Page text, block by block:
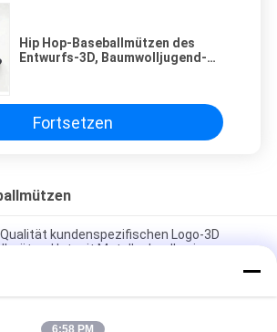
Hip Hop-Baseballmützen des
Entwurfs-3D, Baumwolljugend-
Fortsetzen
kundenspezifischen Logo-3D
Hut mit Metallschnalle ein
fester klassischer sechs Platten-
Hut 100% des Polyester-6
6:58 PM